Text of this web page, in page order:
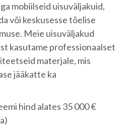
mobiilseid uisuväljakuid,
või keskusesse tõelise
Meie uisuväljakud
kasutame professionaalset
materjale, mis
jääkatte ka
hind alates 35 000 €